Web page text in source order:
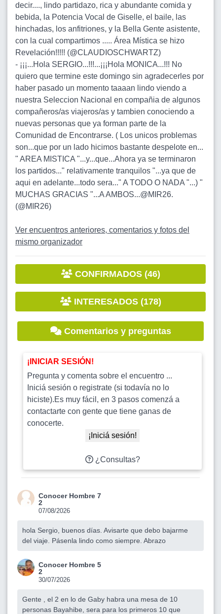
decir...., lindo partidazo, rica y abundante comida y
bebida, la Potencia Vocal de Giselle, el baile, las
hinchadas, los anfitriones, y la Bella Gente asistente,
con la cual compartimos ..... Área Mística se hizo
Revelación!!!!! (@CLAUDIOSCHWARTZ)
- ¡¡¡...Hola SERGIO...!!!...¡¡¡Hola MONICA...!!! No
quiero que termine este domingo sin agradecerles por
haber pasado un momento taaaan lindo viendo a
nuestra Seleccion Nacional en compañia de algunos
compañeros/as viajeros/as y tambien conociendo a
nuevas personas que ya forman parte de la
Comunidad de Encontrarse. ( Los unicos problemas
son...que por un lado hicimos bastante despelote en...
" AREA MISTICA "...y...que...Ahora ya se terminaron
los partidos..." relativamente tranquilos "...ya que de
aqui en adelante...todo sera..." A TODO O NADA "...) "
MUCHAS GRACIAS "...A AMBOS...@MIR26.
(@MIR26)
Ver encuentros anteriores, comentarios y fotos del
mismo organizador
CONFIRMADOS (46)
INTERESADOS (178)
Comentarios y preguntas
¡INICIAR SESIÓN!
Pregunta y comenta sobre el encuentro ...
Iniciá sesión o registrate (si todavía no lo
hiciste).Es muy fácil, en 3 pasos comenzá a
contactarte con gente que tiene ganas de
conocerte.
¡Iniciá sesión!
¿Consultas?
Conocer Hombre 7
2
07/08/2026
hola Sergio, buenos días. Avisarte que debo bajarme
del viaje. Pásenla lindo como siempre. Abrazo
Conocer Hombre 5
2
30/07/2026
Gente , el 2 en lo de Gaby habra una mesa de 10
personas Bayahibe, sera para los primeros 10 que